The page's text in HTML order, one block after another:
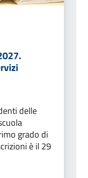
delle
grado di
è il 29